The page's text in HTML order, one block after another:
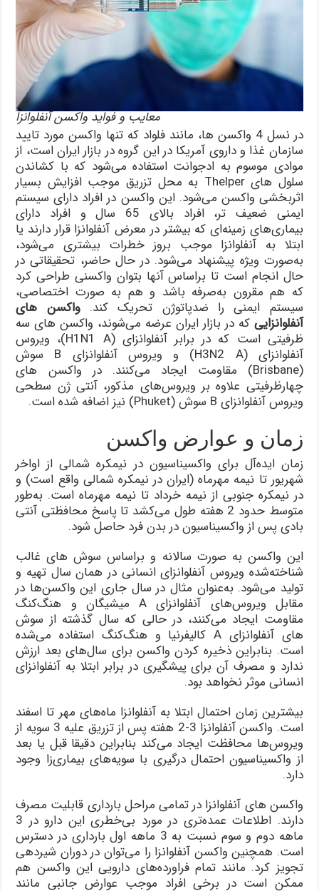
معایب و فواید واکسن آنفلوانزا
در نسل 4 واکسن ها، مانند فلواد که تنها واکسن مورد تایید
سازمان غذا و داروی آمریکا در این گروه در بازار ایران است، از
موادی موسوم به ادجوانت استفاده می‌شود که با کشاندن
سلول های Thelper به محل تزریق موجب افزایش بسیار
اثربخشی واکسن می‌شود. این واکسن در افراد دارای سیستم
ایمنی ضعیف تر، افراد بالای 65 سال و افراد دارای
بیماری‌های زمینه‌ای که بیشتر در معرض آنفلوانزا قرار دارند یا
ابتلا به آنفلوانزا موجب بروز خطرات بیشتری می‌شود،
به‌صورت ویژه پیشنهاد می‌شود. در حال حاضر، تحقیقاتی در
حال انجام است تا براساس آنها بتوان واکسنی طراحی کرد
که هم مقرون‌ به‌صرفه باشد و هم به صورت اختصاصی،
سیستم ایمنی را ضدپاتوژن تحریک کند.واکسن های
آنفلوانزایی که در بازار ایران عرضه می‌شوند، واکسن های سه
ظرفیتی است که در برابر آنفلوانزای (H1N1 A)، ویروس
آنفلوانزای (H3N2 A) و ویروس آنفلوانزای B سوش
(Brisbane) مقاومت ایجاد می‌کنند. در واکسن های
چهارظرفیتی علاوه بر ویروس‌های مذکور، آنتی ژن سطحی
ویروس آنفلوانزای B سوش (Phuket) نیز اضافه شده است.
زمان و عوارض واکسن
زمان ایده‌آل برای واکسیناسیون در نیمکره شمالی از اواخر
شهریور تا نیمه مهرماه (ایران در نیمکره شمالی واقع است) و
در نیمکره جنوبی از نیمه خرداد تا نیمه مهرماه است. به‌طور
متوسط حدود 2 هفته طول می‌کشد تا پاسخ محافظتی آنتی
بادی پس از واکسیناسیون در بدن فرد حاصل شود.
این واکسن‌ به صورت سالانه و براساس سوش های غالب
شناخته‌شده ویروس آنفلوانزای انسانی در همان سال تهیه و
تولید می‌شود. به‌عنوان مثال در سال جاری این واکسن‌ها در
مقابل ویروس‌های آنفلوانزای A میشیگان و هنگ‌کنگ
مقاومت ایجاد می‌کنند، در حالی که سال گذشته از سوش
های آنفلوانزای A کالیفرنیا و هنگ‌کنگ استفاده می‌شده
است. بنابراین ذخیره کردن واکسن برای سال‌های بعد ارزش
ندارد و مصرف آن برای پیشگیری در برابر ابتلا به آنفلوانزای
انسانی موثر نخواهد بود.
بیشترین زمان احتمال ابتلا به آنفلوانزا ماه‌های مهر تا اسفند
است. واکسن آنفلوانزا 3-2 هفته پس از تزریق علیه 3 سویه از
ویروس‌ها محافظت ایجاد می‌کند بنابراین دقیقا قبل یا بعد
از واکسیناسیون احتمال درگیری با سویه‌های بیماری‌زا وجود
دارد.
واکسن های آنفلوانزا در تمامی مراحل بارداری قابلیت مصرف
دارند. اطلاعات عمده‌تری در مورد بی‌خطری این دارو در 3
ماهه دوم و سوم نسبت به 3 ماهه اول بارداری در دسترس
است. همچنین واکسن آنفلوانزا را می‌توان در دوران شیردهی
تجویز کرد. مانند تمام فراورده‌های دارویی این واکسن هم
ممکن است در برخی افراد موجب عوارض جانبی مانند